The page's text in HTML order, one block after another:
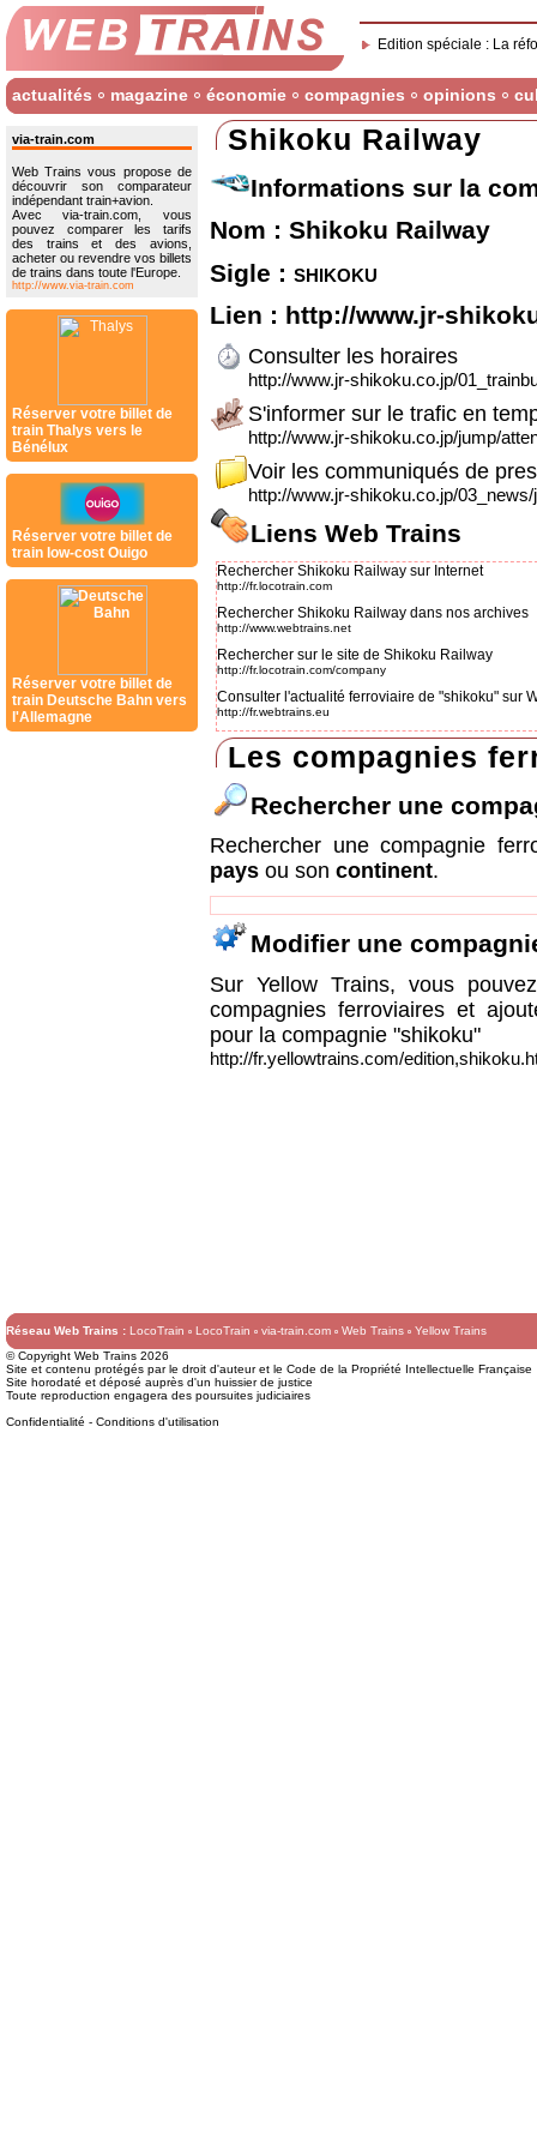
Edition spéciale : La
actualités magazine économie compagnies opinions
via-train.com
Web Trains vous propose de
découvrir son comparateur
indépendant train+avion.
Avec via-train.com, vous
pouvez comparer les tarifs
des trains et des avions,
acheter ou revendre vos billets
de trains dans toute l'Europe.
http://www.via-train.com
Réserver votre billet de
train Thalys vers le
Bénélux
Réserver votre billet de
train low-cost Ouigo
Réserver votre billet de
train Deutsche Bahn vers
l'Allemagne
Shikoku Railway
Informations sur la
Nom : Shikoku Railway
Sigle : shikoku
Lien : http://www.jr-
Consulter les horaires
http://www.jr-shikoku.co.jp/
S'informer sur le trafic en
http://www.jr-shikoku.co.jp/jump/
Voir les communiqués de
http://www.jr-shikoku.co.jp/
Liens Web Trains
Rechercher Shikoku Railway sur Internet
http://fr.locotrain.com
Rechercher Shikoku Railway dans nos archives
http://www.webtrains.net
Rechercher sur le site de Shikoku Railway
http://fr.locotrain.com/company
Consulter l'actualité ferroviaire de "shikoku" sur
http://fr.webtrains.eu
Les compagnies
Rechercher une
Rechercher une compagnie
pays ou son continent.
Modifier une
Sur Yellow Trains, vous
compagnies ferroviaires et
pour la compagnie "shikoku"
http://fr.yellowtrains.com/
Réseau Web Trains : LocoTrain LocoTrain via-train.com Web Trains
Yellow Trains
© Copyright Web Trains 2026
Site et contenu protégés par le droit d'auteur et le Code de la Propriété Intellectuelle Française
Site horodaté et déposé auprès d'un huissier de justice
Toute reproduction engagera des poursuites judiciaires
Confidentialité - Conditions d'utilisation